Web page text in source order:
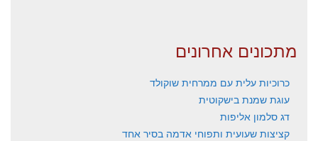
מתכונים אחרונים
כרוכיות עלית עם ממרחית שוקולד
עוגת שמנת בישקוטית
דג סלמון אליפות
קציצות שעועית ותפוחי אדמה בסיר אחד